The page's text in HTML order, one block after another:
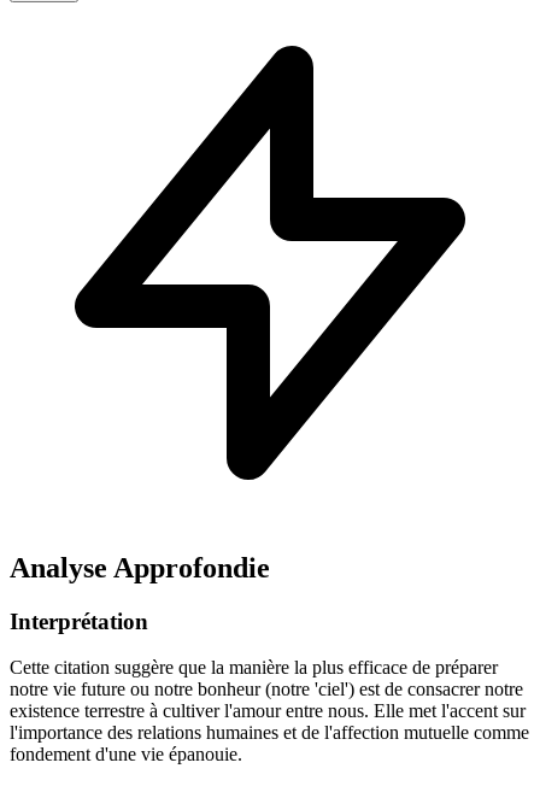
Analyse Approfondie
Interprétation
Cette citation suggère que la manière la plus efficace de préparer
notre vie future ou notre bonheur (notre 'ciel') est de consacrer notre
existence terrestre à cultiver l'amour entre nous. Elle met l'accent sur
l'importance des relations humaines et de l'affection mutuelle comme
fondement d'une vie épanouie.